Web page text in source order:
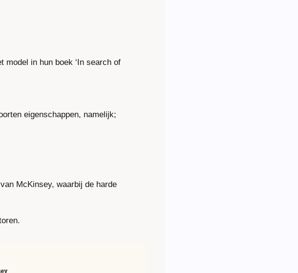
model in hun boek ‘In search of
eigenschappen, namelijk;
McKinsey, waarbij de harde